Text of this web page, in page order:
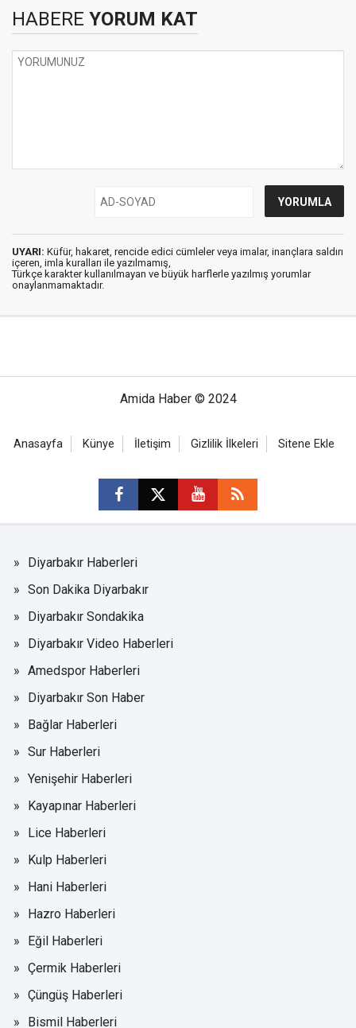
HABERE YORUM KAT
UYARI: Küfür, hakaret, rencide edici cümleler veya imalar, inançlara saldırı
içeren, imla kuralları ile yazılmamış,
Türkçe karakter kullanılmayan ve büyük harflerle yazılmış yorumlar
onaylanmamaktadır.
Amida Haber © 2024
Anasayfa Künye İletişim Gizlilik İlkeleri Sitene Ekle
Diyarbakır Haberleri
Son Dakika Diyarbakır
Diyarbakır Sondakika
Diyarbakır Video Haberleri
Amedspor Haberleri
Diyarbakır Son Haber
Bağlar Haberleri
Sur Haberleri
Yenişehir Haberleri
Kayapınar Haberleri
Lice Haberleri
Kulp Haberleri
Hani Haberleri
Hazro Haberleri
Eğil Haberleri
Çermik Haberleri
Çüngüş Haberleri
Bismil Haberleri